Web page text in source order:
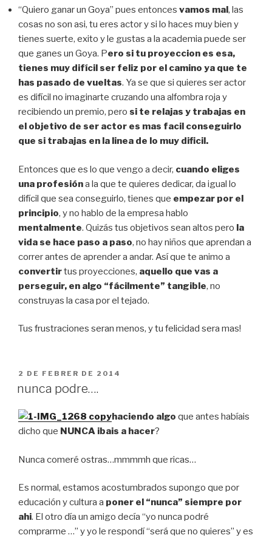
“Quiero ganar un Goya” pues entonces vamos mal, las
cosas no son asi, tu eres actor y si lo haces muy bien y
tienes suerte, exito y le gustas a la academia puede ser
que ganes un Goya. Pero si tu proyeccion es esa,
tienes muy difícil ser feliz por el camino ya que te
has pasado de vueltas. Ya se que si quieres ser actor
es difícil no imaginarte cruzando una alfombra roja y
recibiendo un premio, pero si te relajas y trabajas en
el objetivo de ser actor es mas facil conseguirlo
que si trabajas en la linea de lo muy dificil.
Entonces que es lo que vengo a decir, cuando eliges
una profesióna la que te quieres dedicar, da igual lo
difícil que sea conseguirlo, tienes que empezar por el
principio, y no hablo de la empresa hablo
mentalmente. Quizás tus objetivos sean altos pero la
vida se hace paso a paso, no hay niños que aprendan a
correr antes de aprender a andar. Así que te animo a
convertirtus proyecciones, aquello que vas a
perseguir, en algo “fácilmente” tangible, no
construyas la casa por el tejado.
Tus frustraciones seran menos, y tu felicidad sera mas!
PUBLICAT
2 DE FEBRER DE 2014
nunca podre….
haciendo algo que antes habíais
dicho que NUNCA ibais a hacer?
Nunca comeré ostras…mmmmh que ricas…
Es normal, estamos acostumbrados supongo que por
educación y cultura a poner el “nunca” siempre por
ahi. El otro día un amigo decía “yo nunca podré
comprarme …” y yo le respondí “será que no quieres” y es